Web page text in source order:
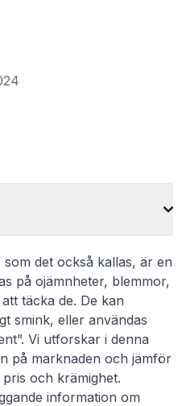
det också kallas, är en
på ojämnheter, blemmor,
täcka de. De kan
smink, eller användas
Vi utforskar i denna
på marknaden och jämför
och krämighet.
information om